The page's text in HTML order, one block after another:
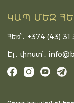
ԿԱՊ ՄԵԶ
Հեռ՝․ +374 (43) 31
Էլ․ փոստ՝․